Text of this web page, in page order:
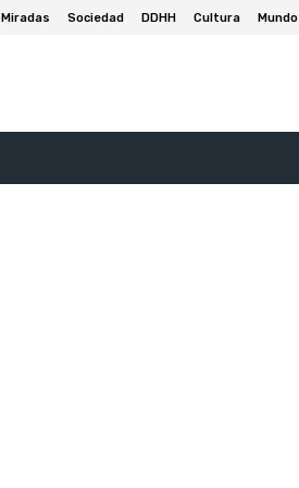
Miradas Sociedad DDHH Cultura Mundo